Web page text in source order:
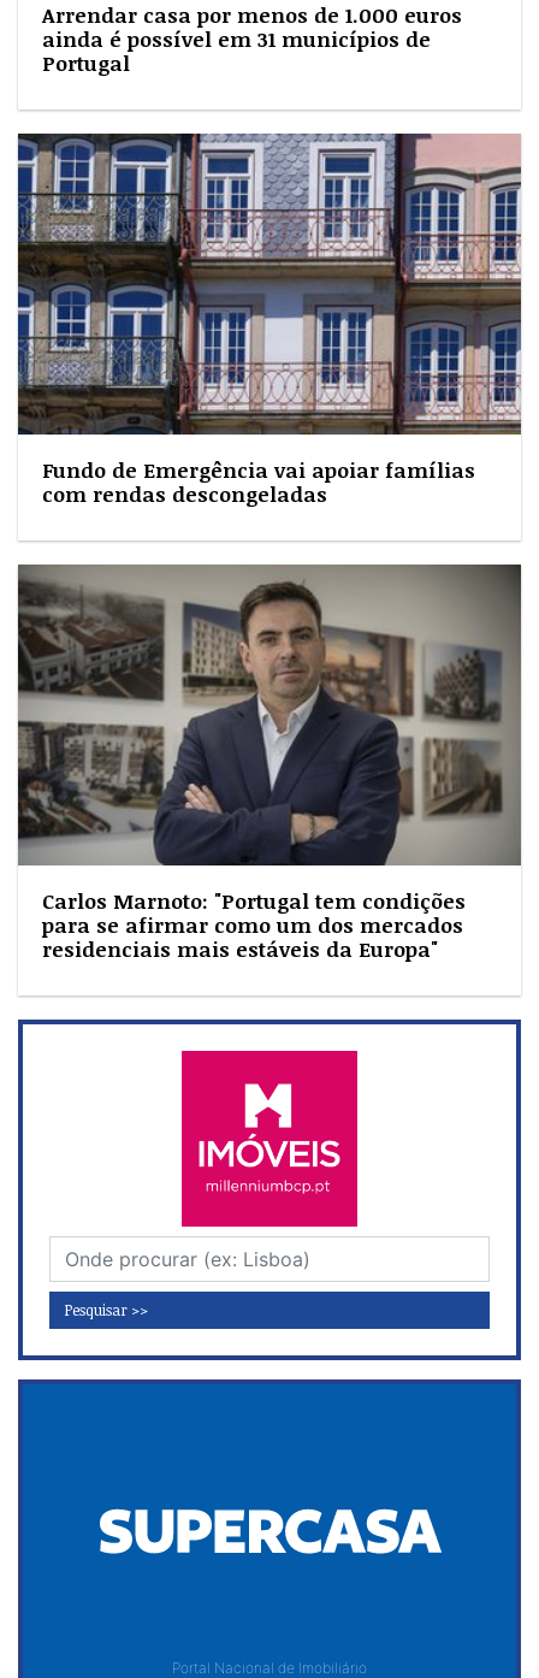
Arrendar casa por menos de 1.000 euros
ainda é possível em 31 municípios de
Portugal
Fundo de Emergência vai apoiar famílias
com rendas descongeladas
Carlos Marnoto: "Portugal tem condições
para se afirmar como um dos mercados
residenciais mais estáveis da Europa"
Pesquisar >>
Portal Nacional de Imobiliário